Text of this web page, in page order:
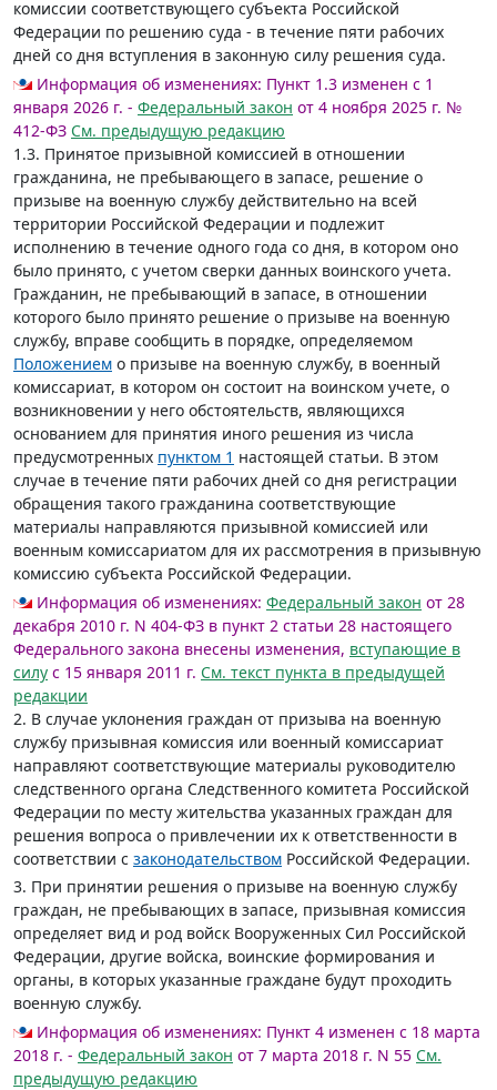
комиссии соответствующего субъекта Российской
Федерации по решению суда - в течение пяти рабочих
дней со дня вступления в законную силу решения суда.
Информация об изменениях: Пункт 1.3 изменен с 1
января 2026 г. - Федеральный закон от 4 ноября 2025 г. №
412-ФЗ См. предыдущую редакцию
1.3. Принятое призывной комиссией в отношении
гражданина, не пребывающего в запасе, решение о
призыве на военную службу действительно на всей
территории Российской Федерации и подлежит
исполнению в течение одного года со дня, в котором оно
было принято, с учетом сверки данных воинского учета.
Гражданин, не пребывающий в запасе, в отношении
которого было принято решение о призыве на военную
службу, вправе сообщить в порядке, определяемом
Положением о призыве на военную службу, в военный
комиссариат, в котором он состоит на воинском учете, о
возникновении у него обстоятельств, являющихся
основанием для принятия иного решения из числа
предусмотренных пунктом 1 настоящей статьи. В этом
случае в течение пяти рабочих дней со дня регистрации
обращения такого гражданина соответствующие
материалы направляются призывной комиссией или
военным комиссариатом для их рассмотрения в призывную
комиссию субъекта Российской Федерации.
Информация об изменениях: Федеральный закон от 28
декабря 2010 г. N 404-ФЗ в пункт 2 статьи 28 настоящего
Федерального закона внесены изменения, вступающие в
силу с 15 января 2011 г. См. текст пункта в предыдущей
редакции
2. В случае уклонения граждан от призыва на военную
службу призывная комиссия или военный комиссариат
направляют соответствующие материалы руководителю
следственного органа Следственного комитета Российской
Федерации по месту жительства указанных граждан для
решения вопроса о привлечении их к ответственности в
соответствии с законодательством Российской Федерации.
3. При принятии решения о призыве на военную службу
граждан, не пребывающих в запасе, призывная комиссия
определяет вид и род войск Вооруженных Сил Российской
Федерации, другие войска, воинские формирования и
органы, в которых указанные граждане будут проходить
военную службу.
Информация об изменениях: Пункт 4 изменен с 18 марта
2018 г. - Федеральный закон от 7 марта 2018 г. N 55 См.
предыдущую редакцию